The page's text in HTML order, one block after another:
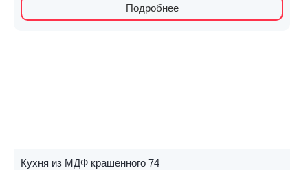
Подробнее
Кухня из МДФ крашенного 74